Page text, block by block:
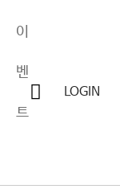
이
벤
트
LOGIN